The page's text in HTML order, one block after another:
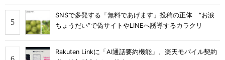
SNSで多発する「無料であげます」投稿の正体 “お涙
ちょうだい”で偽サイトやLINEへ誘導するカラクリ
Rakuten Linkに「AI通話要約機能」、楽天モバイル契約